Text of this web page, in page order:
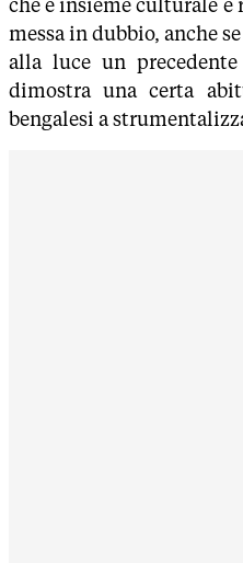
che è insieme culturale e
messa in dubbio, anche
alla luce un
dimostra una certa
bengalesi a